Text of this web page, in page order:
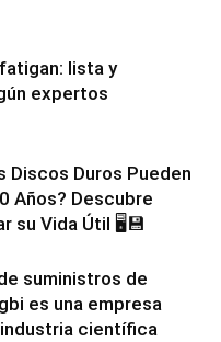
lista y
expertos
Discos Duros Pueden
Años? Descubre
su Vida Útil 🖥️💾
suministros de
es una empresa
científica